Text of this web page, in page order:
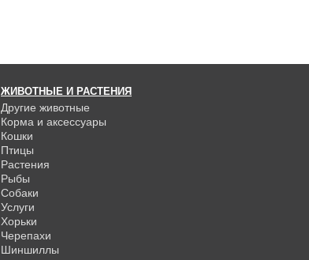
ЖИВОТНЫЕ И РАСТЕНИЯ
Другие животные
Корма и аксессуары
Кошки
Птицы
Растения
Рыбы
Собаки
Услуги
Хорьки
Черепахи
Шиншиллы